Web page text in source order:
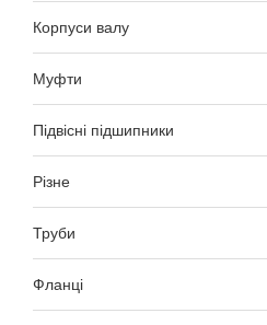
Корпуси валу
Муфти
Підвісні підшипники
Різне
Труби
Фланці